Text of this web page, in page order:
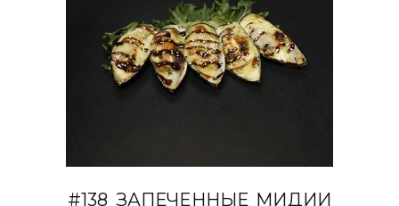
В КОРЗИНУ
#138 ЗАПЕЧЕННЫЕ МИДИИ